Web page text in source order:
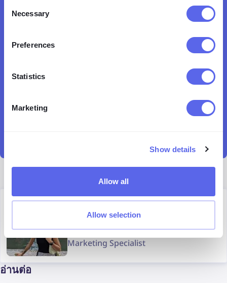
Selection
Necessary
Preferences
Statistics
Marketing
Show details
Allow all
Allow selection
Julia Mykhailiuk
Marketing Specialist
อ่านต่อ